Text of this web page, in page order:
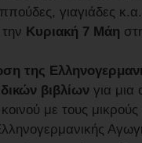
γιαγιάδες
Κυριακή 7 Μάη
της
βιβλίων για
με τους μικρούς